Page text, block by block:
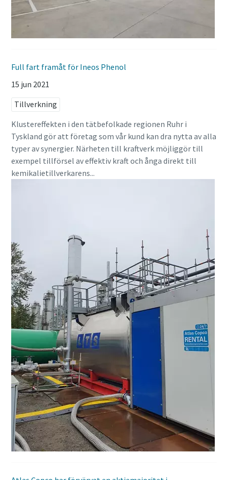
Full fart framåt för Ineos Phenol
15 jun 2021
Tillverkning
Klustereffekten i den tätbefolkade regionen Ruhr i
Tyskland gör att företag som vår kund kan dra nytta av alla
typer av synergier. Närheten till kraftverk möjliggör till
exempel tillförsel av effektiv kraft och ånga direkt till
kemikalietillverkarens...